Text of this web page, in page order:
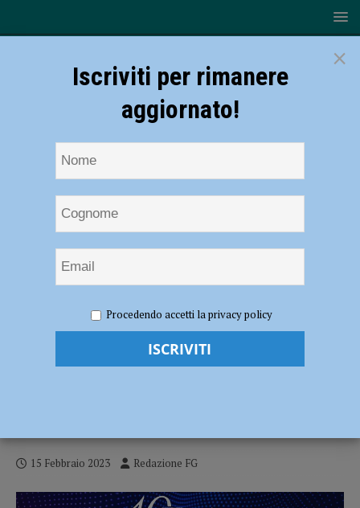
culturale e richiedenti asilo sfruttati, Cgil: “Notizia sconvolgente,
sistema di accoglienza troppo debole”
Mediatore culturale e richiedenti asilo
15 Febbraio 2023 Redazione FG
×
Iscriviti per rimanere
aggiornato!
Procedendo accetti la privacy policy